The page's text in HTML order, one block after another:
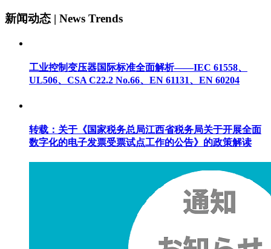
新闻动态 | News Trends
工业控制变压器国际标准全面解析——IEC 61558、
UL506、CSA C22.2 No.66、EN 61131、EN 60204
转载： 关于《国家税务总局江西省税务局关于开展全面
数字化的电子发票受票试点工作的公告》的政策解读